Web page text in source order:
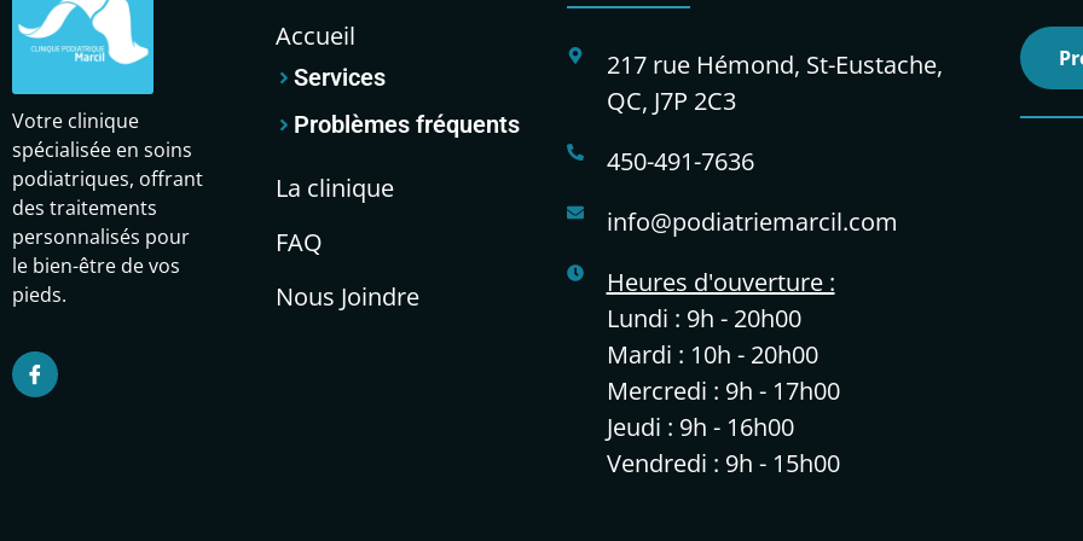
Votre clinique
spécialisée en soins
podiatriques, offrant
des traitements
personnalisés pour
le bien-être de vos
pieds.
Accueil
Services
Problèmes fréquents
La clinique
FAQ
Nous Joindre
217 rue Hémond, St-Eustache,
QC, J7P 2C3
450-491-7636
info@podiatriemarcil.com
Heures d'ouverture :
Lundi : 9h - 20h00
Mardi : 10h - 20h00
Mercredi : 9h - 17h00
Jeudi : 9h - 16h00
Vendredi : 9h - 15h00